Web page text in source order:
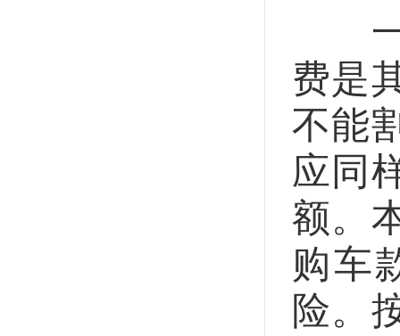
一
费是
不能
应同
额。
购车
险。